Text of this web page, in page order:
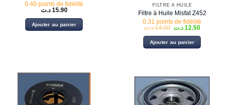
0.40 points de fidélité
15.90 د.ت
Ajouter au panier
FILTRE À HUILE
Filtre à Huile Misfat Z452
0.31 points de fidélité
14.00 د.ت
Le
initial
était :
12.50 د.ت
Le
actuel
est :
Ajouter au panier